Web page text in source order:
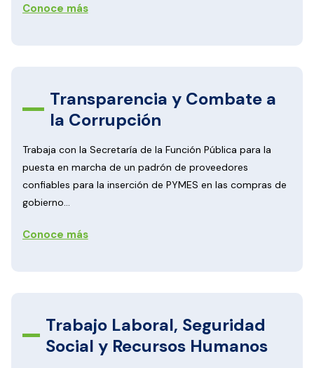
Conoce más
Transparencia y Combate a
la Corrupción
Trabaja con la Secretaría de la Función Pública para la
puesta en marcha de un padrón de proveedores
confiables para la inserción de PYMES en las compras de
gobierno...
Conoce más
Trabajo Laboral, Seguridad
Social y Recursos Humanos